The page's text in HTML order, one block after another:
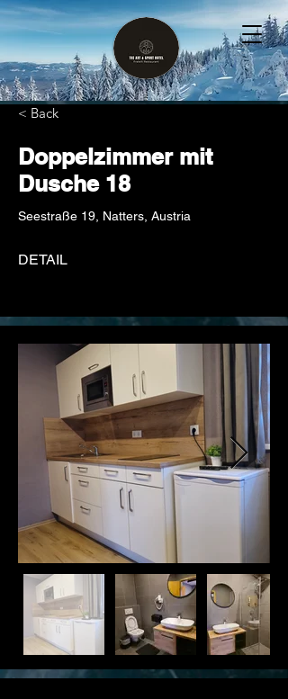
< Back
Doppelzimmer mit
Dusche 18
Seestraße 19, Natters, Austria
DETAIL